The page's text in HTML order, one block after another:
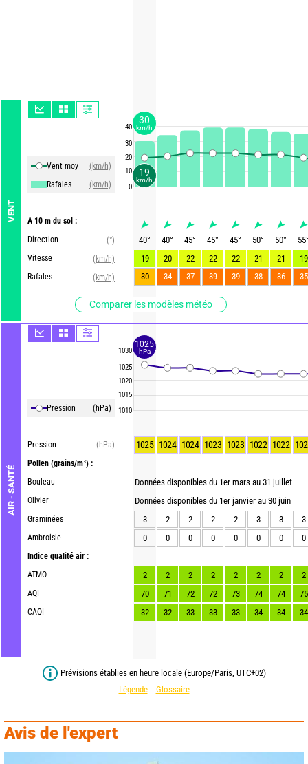
VENT
Vent moy
(km/h)
Rafales
(km/h)
A 10 m du sol :
Direction
(°)
Vitesse
(km/h)
Rafales
(km/h)
Comparer les modèles météo
AIR - SANTÉ
Pression (hPa)
Pression
(hPa)
Pollen (grains/m³) :
Bouleau
Olivier
Graminées
Ambroisie
Indice qualité air :
ATMO
AQI
CAQI
40
30
20
10
0
1030
1025
1020
1015
1010
40° 40° 45° 45° 45° 50° 50° 55
19
20 22 22 22 21 21
19
30
34 37 39 39 38 36 35
1025 1024 1024 1023 1023 1022 1022
Données disponibles du 1er mars au 31 juillet
Données disponibles du 1er janvier au 30 juin
3
2 2 2 2 3 3
3
0
0 0 0 0 0 0 0
2 2 2 2 2 2 2
2
70
71 72 72 73 74 74
75
32
32 33 33 33 34 34 34
Prévisions établies en heure locale (Europe/Paris, UTC+02)
Légende
Glossaire
Avis de l'expert
19
km/h
30
km/h
1025
hPa